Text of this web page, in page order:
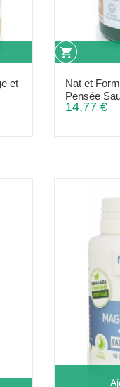
et
Nat et
Pensée
14,77 €